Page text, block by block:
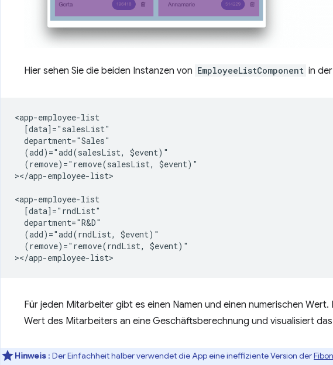
Hier sehen Sie die beiden Instanzen von EmployeeListComponent in
<app-employee-list
  [data]="salesList"
  department="Sales"
  (add)="add(salesList, $event)"
  (remove)="remove(salesList, $event)"
></app-employee-list>
<app-employee-list
  [data]="rndList"
  department="R&D"
  (add)="add(rndList, $event)"
  (remove)="remove(rndList, $event)"
Für jeden Mitarbeiter gibt es einen Namen und einen numerischen
Wert des Mitarbeiters an eine Geschäftsberechnung und visualisiert
Hinweis : Der Einfachheit halber verwendet die App eine ineffiziente Version der